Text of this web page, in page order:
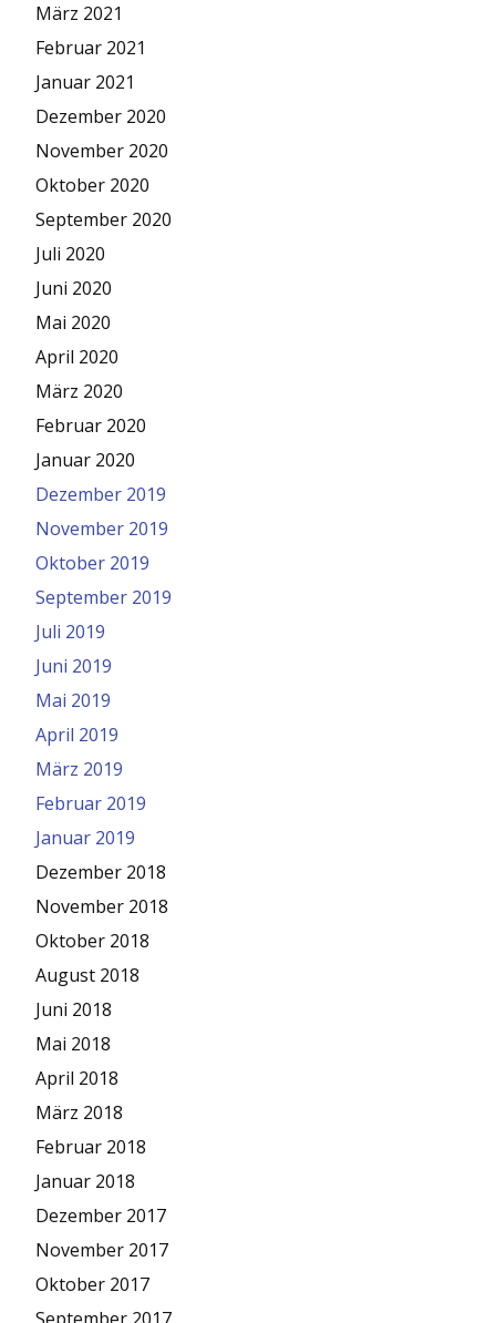
März 2021
Februar 2021
Januar 2021
Dezember 2020
November 2020
Oktober 2020
September 2020
Juli 2020
Juni 2020
Mai 2020
April 2020
März 2020
Februar 2020
Januar 2020
Dezember 2019
November 2019
Oktober 2019
September 2019
Juli 2019
Juni 2019
Mai 2019
April 2019
März 2019
Februar 2019
Januar 2019
Dezember 2018
November 2018
Oktober 2018
August 2018
Juni 2018
Mai 2018
April 2018
März 2018
Februar 2018
Januar 2018
Dezember 2017
November 2017
Oktober 2017